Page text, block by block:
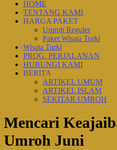
HOME
TENTANG KAMI
HARGA PAKET
Umroh Reguler
Paket Wisata Turki
Wisata Turki
PROG. PERJALANAN
HUBUNGI KAMI
BERITA
ARTIKEL UMUM
ARTIKEL ISLAM
SEKITAR UMROH
Mencari
Umroh Juni